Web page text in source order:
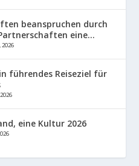
beanspruchen durch
eine...
führendes Reiseziel für
eine Kultur 2026